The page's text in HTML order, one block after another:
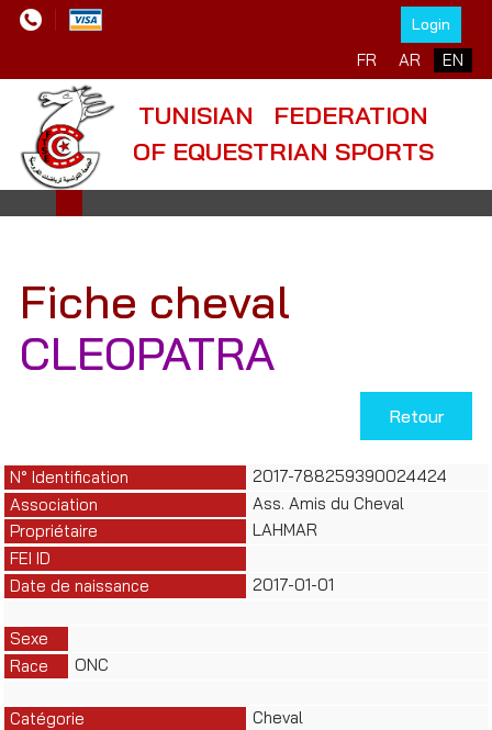
Login
Select your language
FR AR EN
TUNISIAN FEDERATION
OF EQUESTRIAN SPORTS
Fiche cheval
CLEOPATRA
Retour
N° Identification
2017-788259390024424
Association
Ass. Amis du Cheval
Propriétaire
LAHMAR
FEI ID
Date de naissance
2017-01-01
Sexe
Race
ONC
Catégorie
Cheval